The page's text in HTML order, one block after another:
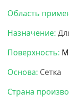
Область
Назначение:
Поверхность:
Основа: Сетка
Страна